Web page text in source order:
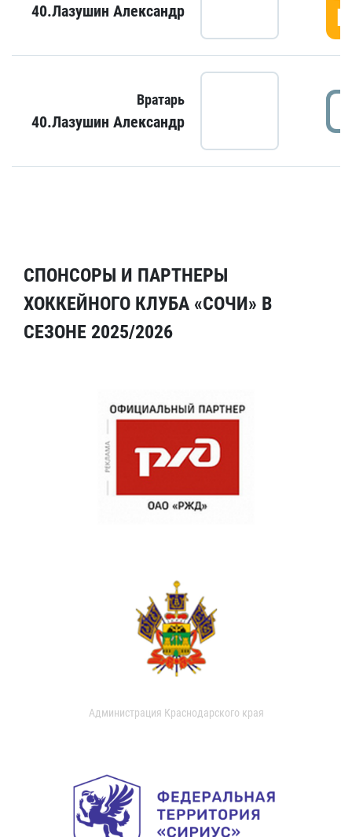
40.Лазушин Александр
Вратарь
40.Лазушин Александр
СПОНСОРЫ И ПАРТНЕРЫ
ХОККЕЙНОГО КЛУБА «СОЧИ» В
СЕЗОНЕ 2025/2026
Администрация Краснодарского края